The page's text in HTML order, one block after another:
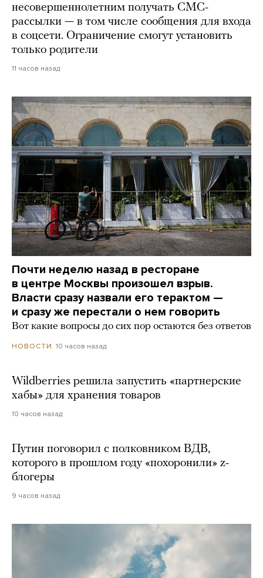
несовершеннолетним получать СМС-
рассылки — в том числе сообщения для входа
в соцсети. Ограничение смогут установить
только родители
11 часов назад
Почти неделю назад в ресторане
в центре Москвы произошел взрыв.
Власти сразу назвали его терактом —
и сразу же перестали о нем говорить
Вот какие вопросы до сих пор остаются без ответов
НОВОСТИ 10 часов назад
Wildberries решила запустить «партнерские
хабы» для хранения товаров
10 часов назад
Путин поговорил с полковником ВДВ,
которого в прошлом году «похоронили» z-
блогеры
9 часов назад